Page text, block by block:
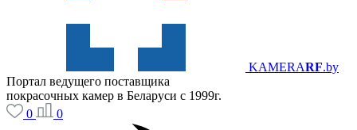
KAMERARF.by
Портал ведущего поставщика
покрасочных камер в Беларуси с 1999г.
0
0